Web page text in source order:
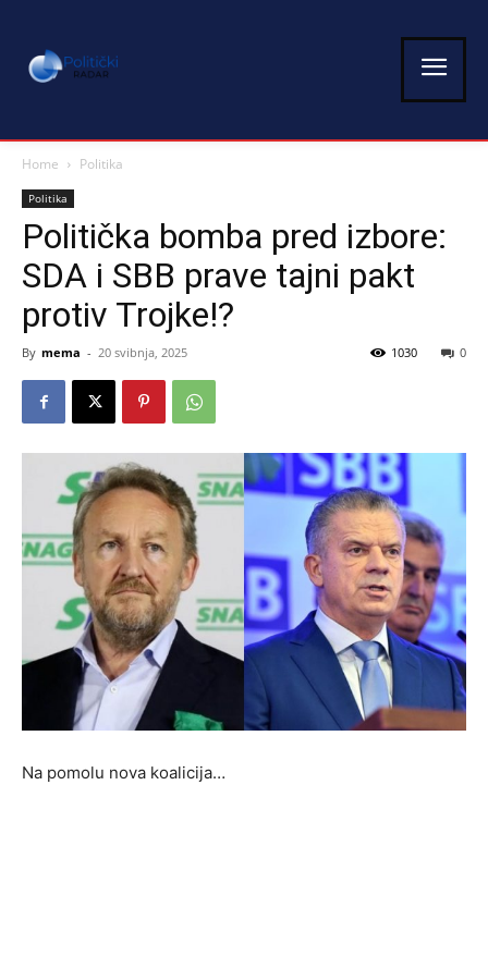
Home Politika
Politika
Politička bomba pred izbore:
SDA i SBB prave tajni pakt
protiv Trojke!?
By mema - 20 svibnja, 2025 0
1030
Na pomolu nova koalicija…